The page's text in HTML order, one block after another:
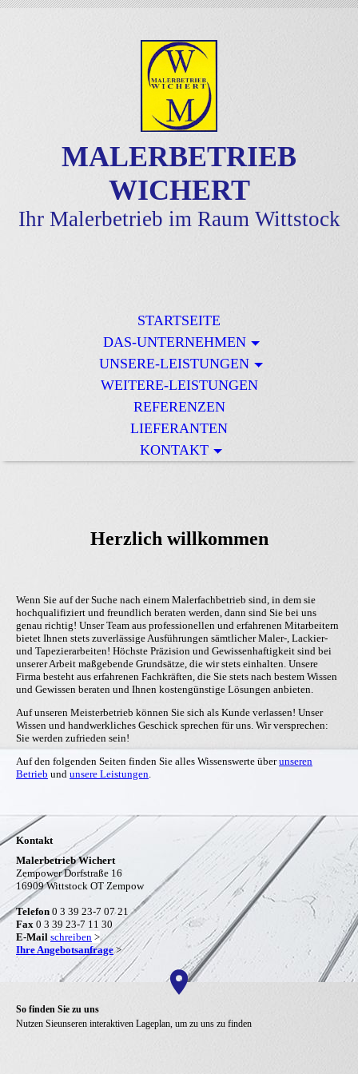
MALERBETRIEB
WICHERT
Ihr Malerbetrieb im Raum Wittstock
STARTSEITE
DAS-UNTERNEHMEN
UNSERE-LEISTUNGEN
WEITERE-LEISTUNGEN
REFERENZEN
LIEFERANTEN
KONTAKT
Herzlich willkommen
Wenn Sie auf der Suche nach einem Malerfachbetrieb sind, in dem sie
hochqualifiziert und freundlich beraten werden, dann sind Sie bei uns
genau richtig! Unser Team aus professionellen und erfahrenen Mitarbeitern
bietet Ihnen stets zuverlässige Ausführungen sämtlicher Maler-, Lackier-
und Tapezierarbeiten! Höchste Präzision und Gewissenhaftigkeit sind bei
unserer Arbeit maßgebende Grundsätze, die wir stets einhalten. Unsere
Firma besteht aus erfahrenen Fachkräften, die Sie stets nach bestem Wissen
und Gewissen beraten und Ihnen kostengünstige Lösungen anbieten.
Auf unseren Meisterbetrieb können Sie sich als Kunde verlassen! Unser
Wissen und handwerkliches Geschick sprechen für uns. Wir versprechen:
Sie werden zufrieden sein!
Auf den folgenden Seiten finden Sie alles Wissenswerte überunseren
Betrieb und unsere Leistungen
Kontakt
Malerbetrieb Wichert
Zempower Dorfstraße 16
16909 Wittstock OT Zempow
Telefon 0 3 39 23-7 07 21
Fax 0 3 39 23-7 11 30
E-Mail schreiben >
Ihre Angebotsanfrage>
So finden Sie zu uns
Nutzen Sieunseren interaktiven Lageplan, um zu uns zu finden